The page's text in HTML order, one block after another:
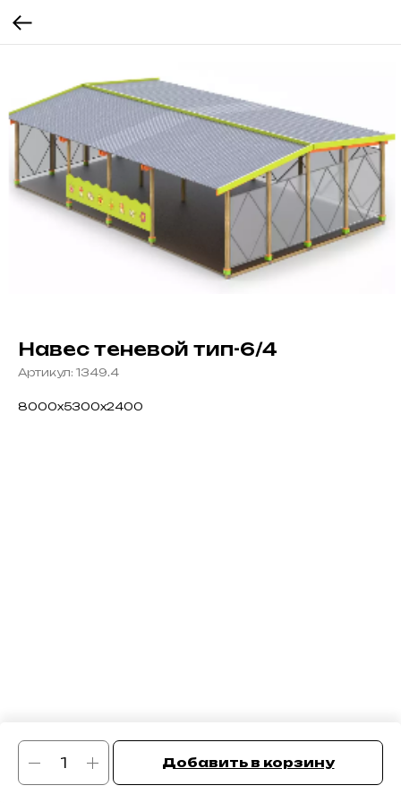
Навес теневой тип-6/4
Артикул: 1349.4
Добавить в корзину
8000х5300х2400